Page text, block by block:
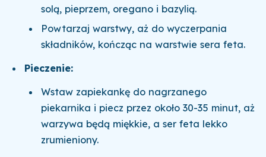
solą, pieprzem, oregano i bazylią.
Powtarzaj warstwy, aż do wyczerpania
składników, kończąc na warstwie sera feta.
Pieczenie:
Wstaw zapiekankę do nagrzanego
piekarnika i piecz przez około 30-35 minut, aż
warzywa będą miękkie, a ser feta lekko
zrumieniony.